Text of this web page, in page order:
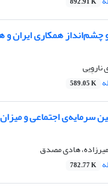
چشم‌انداز همکاری ایران و
589.05 K
سرمایه‌ی اجتماعی و
هادی مصدق
782.77 K